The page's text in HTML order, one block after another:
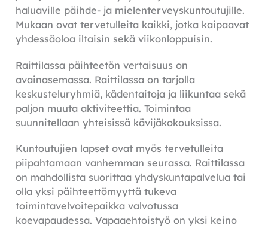
haluaville päihde- ja mielenterveyskuntoutujille.
Mukaan ovat tervetulleita kaikki, jotka kaipaavat
yhdessäoloa iltaisin sekä viikonloppuisin.
Raittilassa päihteetön vertaisuus on
avainasemassa. Raittilassa on tarjolla
keskusteluryhmiä, kädentaitoja ja liikuntaa sekä
paljon muuta aktiviteettia. Toimintaa
suunnitellaan yhteisissä kävijäkokouksissa.
Kuntoutujien lapset ovat myös tervetulleita
piipahtamaan vanhemman seurassa. Raittilassa
on mahdollista suorittaa yhdyskuntapalvelua tai
olla yksi päihteettömyyttä tukeva
toimintavelvoitepaikka valvotussa
koevapaudessa. Vapaaehtoistyö on yksi keino